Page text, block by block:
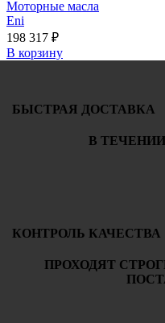
Моторные масла
Eni
198 317 ₽
В корзину
БЫСТРАЯ ДОСТАВКА
В
КОНТРОЛЬ КАЧЕСТВА
ПРОХОДЯТ